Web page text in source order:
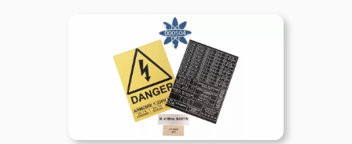
Exemples d'utilisation